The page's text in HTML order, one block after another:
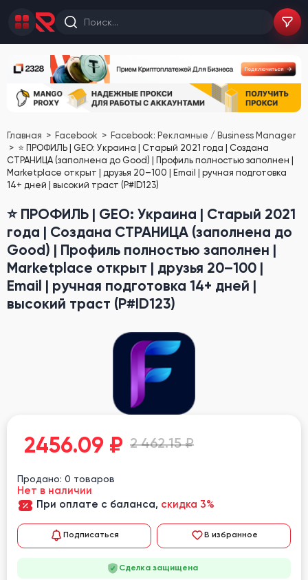
Главная Facebook
Facebook: Рекламные / Business Manager
⭐️ ПРОФИЛЬ | GEO: Украина | Cтарый 2021 года | Создана
СТРАНИЦА (заполнена до Good) | Профиль полностью заполнен |
Marketplace открыт | друзья 20–100 | Email | ручная подготовка
14+ дней | высокий траст (P#ID123)
⭐️ ПРОФИЛЬ | GEO: Украина | Cтарый 2021
года | Создана СТРАНИЦА (заполнена до
Good) | Профиль полностью заполнен |
Marketplace открыт | друзья 20–100 |
Email | ручная подготовка 14+ дней |
высокий траст (P#ID123)
2456.09 ₽ 2 462.15 ₽
Продано: 0 товаров
Нет в наличии
При оплате с баланса, скидка 3%
Подписаться В избранное
Сделка защищена